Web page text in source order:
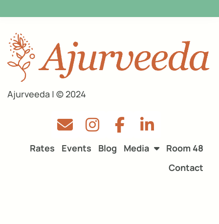
Ajurveeda | © 2024
Rates Events Blog Media
Room 48
Contact